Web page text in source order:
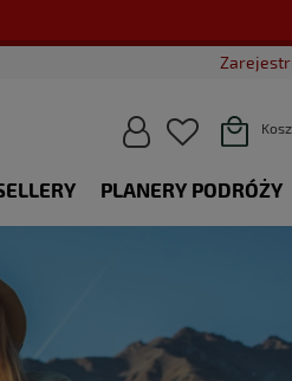
PLANERY PODRÓŻY